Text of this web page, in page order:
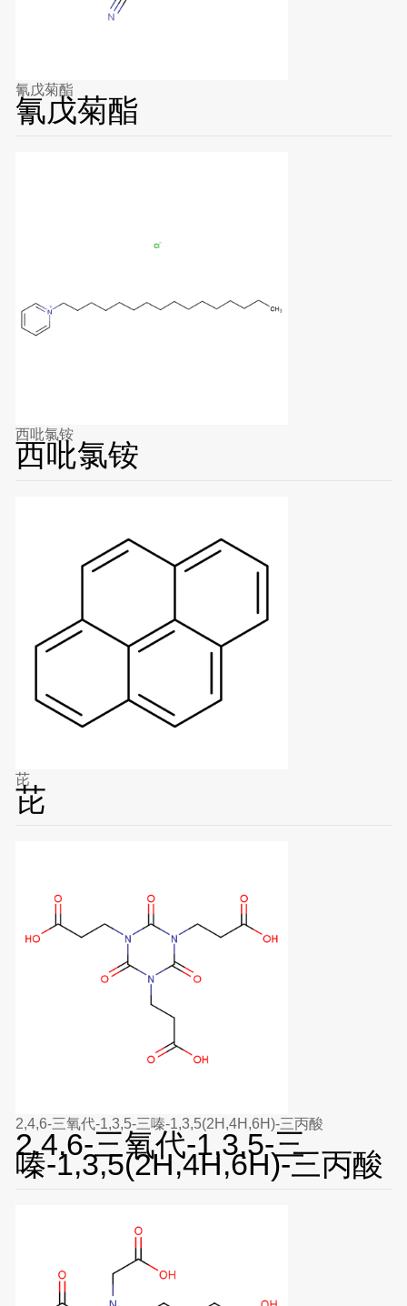
氰戊菊酯
氰戊菊酯
西吡氯铵
西吡氯铵
芘
芘
2,4,6-三氧代-1,3,5-三嗪-1,3,5(2H,4H,6H)-三丙酸
2,4,6-三氧代-1,3,5-三
嗪-1,3,5(2H,4H,6H)-三丙酸